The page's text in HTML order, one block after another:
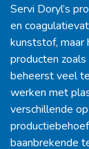
Servi Doryl’s
en
kunststof,
producten
beheerst veel
werken met
verschillende
baanbrekende